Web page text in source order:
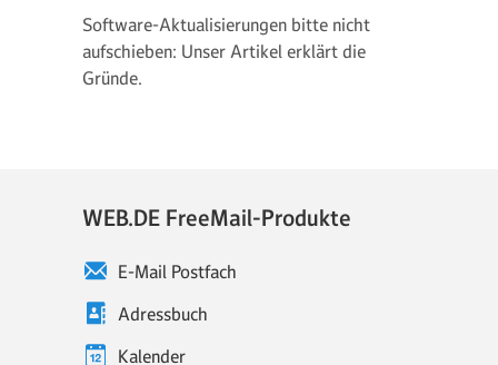
Software-Aktualisierungen bitte nicht
aufschieben: Unser Artikel erklärt die
Gründe.
WEB.DE FreeMail-Produkte
E-Mail Postfach
Adressbuch
Kalender